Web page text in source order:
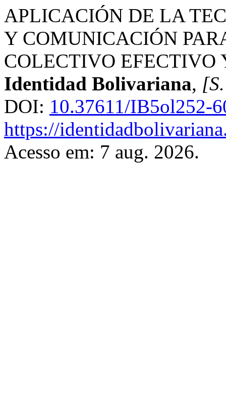
APLICACIÓN DE LA
Y COMUNICACIÓN
COLECTIVO
Identidad Bolivariana,
DOI: 10.37611/IB5ol252-
https://
Acesso em: 7 aug. 2026.